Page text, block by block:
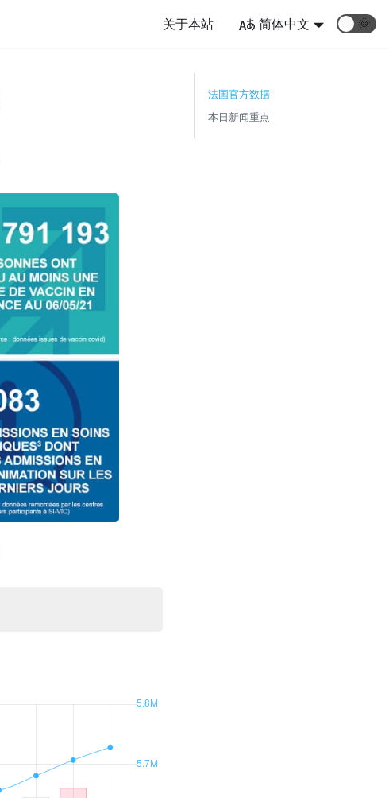
关于本站 简体中文 🌞
法国官方数据
本日新闻重点